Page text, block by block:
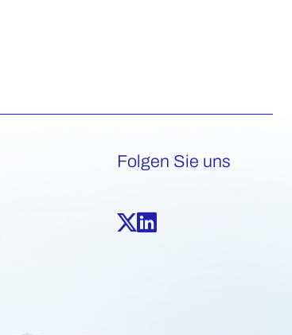
Folgen Sie uns